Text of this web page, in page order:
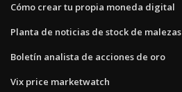
Cómo crear tu propia moneda digital
Planta de noticias de stock de malezas
Boletín analista de acciones de oro
Vix price marketwatch